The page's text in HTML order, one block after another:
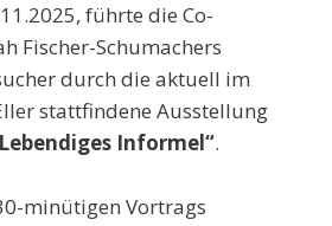
führte die Co-
Fischer-Schumachers
durch die aktuell im
stattfindene Ausstellung
Informel“.
minütigen Vortrags